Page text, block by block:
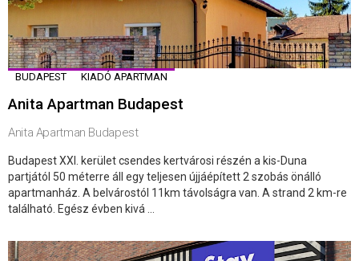
BUDAPEST KIADÓ APARTMAN
Anita Apartman Budapest
Anita Apartman Budapest
Budapest XXI. kerület csendes kertvárosi részén a kis-Duna
partjától 50 méterre áll egy teljesen újjáépített 2 szobás önálló
apartmanház. A belvárostól 11km távolságra van. A strand 2 km-re
található. Egész évben kivá ...